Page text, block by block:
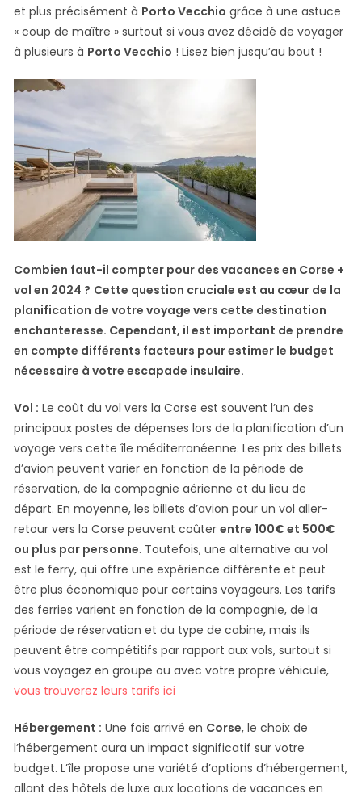
et plus précisément à Porto Vecchio grâce à une astuce
« coup de maître » surtout si vous avez décidé de voyager
à plusieurs à Porto Vecchio ! Lisez bien jusqu’au bout !
Combien faut-il compter pour des vacances en Corse +
vol en 2024 ? Cette question cruciale est au cœur de la
planification de votre voyage vers cette destination
enchanteresse. Cependant, il est important de prendre
en compte différents facteurs pour estimer le budget
nécessaire à votre escapade insulaire.
Vol : Le coût du vol vers la Corse est souvent l’un des
principaux postes de dépenses lors de la planification d’un
voyage vers cette île méditerranéenne. Les prix des billets
d’avion peuvent varier en fonction de la période de
réservation, de la compagnie aérienne et du lieu de
départ. En moyenne, les billets d’avion pour un vol aller-
retour vers la Corse peuvent coûter entre 100€ et 500€
ou plus par personne. Toutefois, une alternative au vol
est le ferry, qui offre une expérience différente et peut
être plus économique pour certains voyageurs. Les tarifs
des ferries varient en fonction de la compagnie, de la
période de réservation et du type de cabine, mais ils
peuvent être compétitifs par rapport aux vols, surtout si
vous voyagez en groupe ou avec votre propre véhicule,
vous trouverez leurs tarifs ici
Hébergement : Une fois arrivé en Corse, le choix de
l’hébergement aura un impact significatif sur votre
budget. L’île propose une variété d’options d’hébergement,
allant des hôtels de luxe aux locations de vacances en